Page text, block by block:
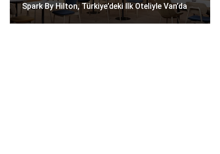
Spark By Hilton, Türkiye’deki Ilk Oteliyle Van’da